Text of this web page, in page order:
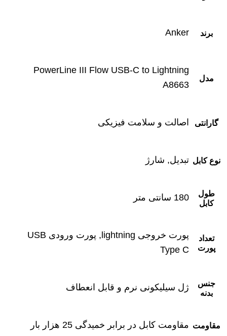
برند Anker
مدل
PowerLine III Flow USB-C to Lightning
A8663
گارانتی اصالت و سلامت فیزیکی
نوع کابل تبدیل, شارژ
طول
کابل
180 سانتی متر
تعداد
پورت
پورت خروجی lightning, پورت ورودی USB
Type C
جنس
بدنه
ژل سیلیکونی نرم و قابل انعطاف
مقاومت مقاومت کابل در برابر خمیدگی 25 هزار بار